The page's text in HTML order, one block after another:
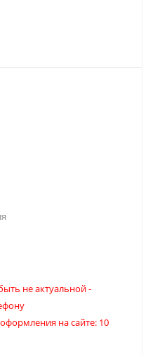
не актуальной -
на сайте: 10